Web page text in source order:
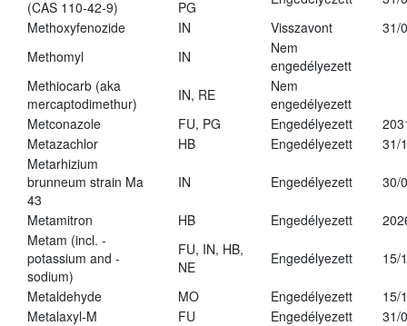
(CAS 110-42-9) PG
Methoxyfenozide
IN Visszavont
31/
Methomyl
IN
Nem
engedélyezett
Methiocarb (aka
mercaptodimethur)
IN, RE
Nem
engedélyezett
Metconazole
FU, PG Engedélyezett
Metazachlor
HB Engedélyezett
31/
Metarhizium
brunneum strain Ma
43
IN Engedélyezett 30/
Metamitron HB Engedélyezett
Metam (incl. -
potassium and -
sodium)
FU, IN, HB,
NE
Engedélyezett 15/
Metaldehyde MO Engedélyezett
15/
Metalaxyl-M
FU Engedélyezett
31/